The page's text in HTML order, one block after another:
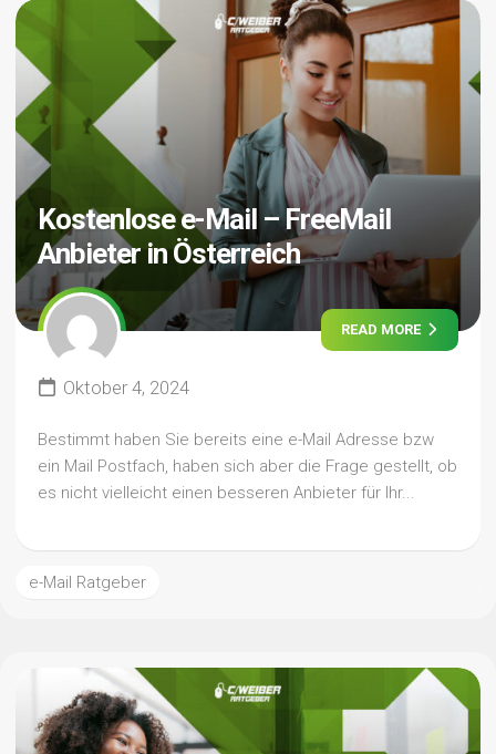
Kostenlose e-Mail – FreeMail
Anbieter in Österreich
READ MORE
Oktober 4, 2024
Bestimmt haben Sie bereits eine e-Mail Adresse bzw
ein Mail Postfach, haben sich aber die Frage gestellt, ob
es nicht vielleicht einen besseren Anbieter für Ihr...
e-Mail Ratgeber